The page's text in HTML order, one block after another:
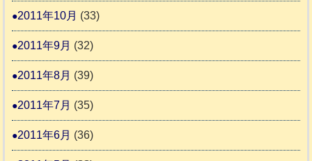
2011年10月 (33)
2011年9月 (32)
2011年8月 (39)
2011年7月 (35)
2011年6月 (36)